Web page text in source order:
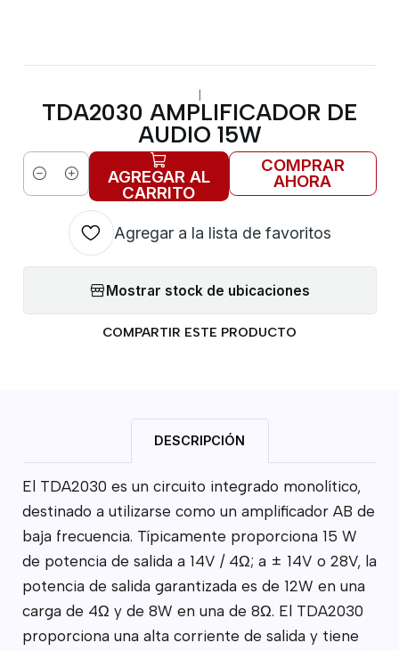
|
TDA2030 AMPLIFICADOR DE
AUDIO 15W
Cantidad AGREGAR AL
CARRITO
COMPRAR
AHORA
Agregar a la lista de favoritos
Mostrar stock de ubicaciones
COMPARTIR ESTE PRODUCTO
DESCRIPCIÓN
El TDA2030 es un circuito integrado monolítico,
destinado a utilizarse como un amplificador AB de
baja frecuencia. Típicamente proporciona 15 W
de potencia de salida a 14V / 4Ω; a ± 14V o 28V, la
potencia de salida garantizada es de 12W en una
carga de 4Ω y de 8W en una de 8Ω. El TDA2030
proporciona una alta corriente de salida y tiene